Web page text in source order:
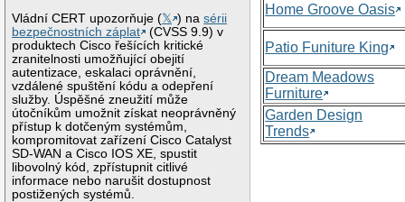
Vládní CERT upozorňuje (𝕏 ) nasérii
bezpečnostních záplat
(CVSS 9.9) v
produktech Cisco řešících kritické
zranitelnosti umožňující obejití
autentizace, eskalaci oprávnění,
vzdálené spuštění kódu a odepření
služby. Úspěšné zneužití může
útočníkům umožnit získat neoprávněný
přístup k dotčeným systémům,
kompromitovat zařízení Cisco Catalyst
SD-WAN a Cisco IOS XE, spustit
libovolný kód, zpřístupnit citlivé
informace nebo narušit dostupnost
postižených systémů.
Home Groove Oasis
Patio Funiture King
Dream Meadows
Furniture
Garden Design
Trends